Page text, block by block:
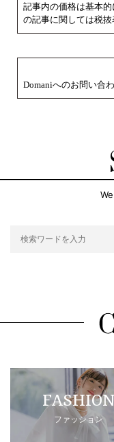
記事内の価格は基本
の記事に関しては税抜
Domaniへのお問い合
FASHION
ファッション